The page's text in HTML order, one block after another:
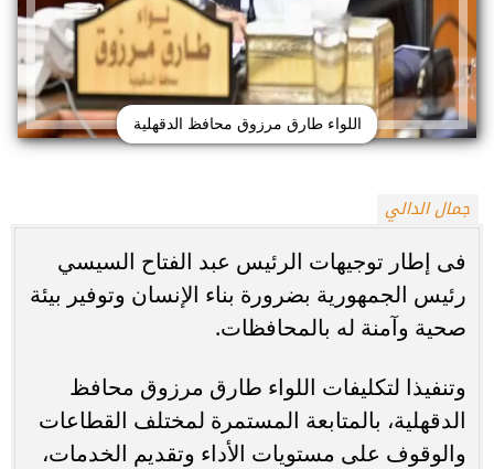
اللواء طارق مرزوق محافظ الدقهلية
جمال الدالي
فى إطار توجيهات الرئيس عبد الفتاح السيسي
رئيس الجمهورية بضرورة بناء الإنسان وتوفير بيئة
صحية وآمنة له بالمحافظات.
وتنفيذا لتكليفات اللواء طارق مرزوق محافظ
الدقهلية، بالمتابعة المستمرة لمختلف القطاعات
والوقوف على مستويات الأداء وتقديم الخدمات،